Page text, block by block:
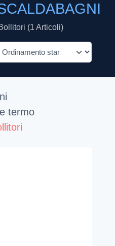
(1 Articoli)
termo